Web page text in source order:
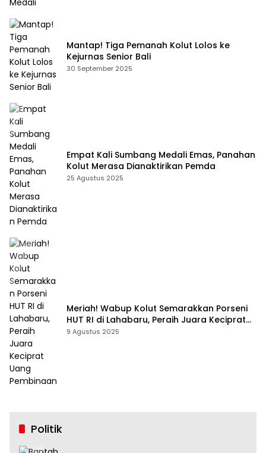
Mantap! Tiga Pemanah Kolut Lolos ke
Kejurnas Senior Bali
30 September 2025
Empat Kali Sumbang Medali Emas, Panahan
Kolut Merasa Dianaktirikan Pemda
25 Agustus 2025
Meriah! Wabup Kolut Semarakkan Porseni
HUT RI di Lahabaru, Peraih Juara Keciprat
Uang Pembinaan
9 Agustus 2025
Politik